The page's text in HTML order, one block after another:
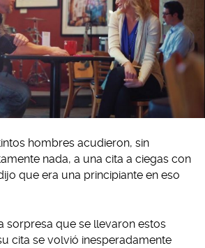
hombres acudieron, sin
nada, a una cita a ciegas con
que era una principiante en eso
sorpresa que se llevaron estos
cita se volvió inesperadamente